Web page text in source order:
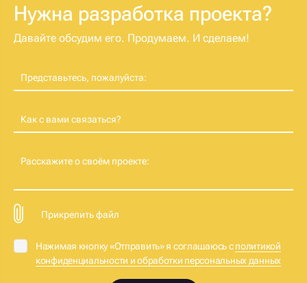
Нужна разработка проекта?
Давайте обсудим его. Продумаем. И сделаем!
Представьтесь, пожалуйста:
Как с вами связаться?
Расскажите о своём проекте:
Прикрепить файл
Нажимая кнопку «Отправить» я соглашаюсь сполитикой
конфиденциальности и обработки персональных данных